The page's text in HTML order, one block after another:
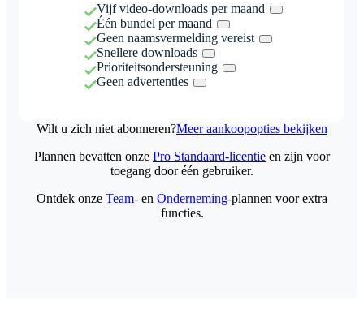
Vijf video-downloads per maand
Één bundel per maand
Geen naamsvermelding vereist
Snellere downloads
Prioriteitsondersteuning
Geen advertenties
Wilt u zich niet abonneren?Meer aankoopopties bekijken
Plannen bevatten onze Pro Standaard-licentie en zijn voor
toegang door één gebruiker.
Ontdek onze Team- en Onderneming-plannen voor extra
functies.